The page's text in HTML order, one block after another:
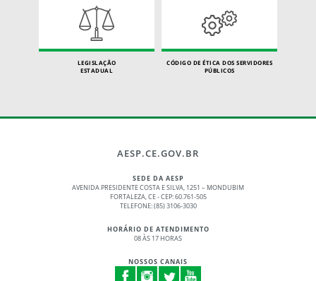
LEGISLAÇÃO
ESTADUAL
CÓDIGO DE ÉTICA DOS SERVIDORES
PÚBLICOS
AESP.CE.GOV.BR
SEDE DA AESP
AVENIDA PRESIDENTE COSTA E SILVA, 1251 – MONDUBIM
FORTALEZA, CE - CEP: 60.761-505
TELEFONE: (85) 3106-3030
HORÁRIO DE ATENDIMENTO
08 ÀS 17 HORAS
NOSSOS CANAIS